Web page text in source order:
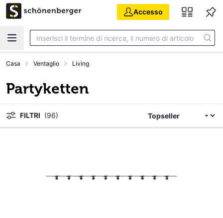
Vai al contenuto principale
Accesso
Casa Ventaglio Living
Partyketten
FILTRI (96)